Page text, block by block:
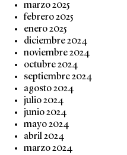
marzo 2025
febrero 2025
enero 2025
diciembre 2024
noviembre 2024
octubre 2024
septiembre 2024
agosto 2024
julio 2024
junio 2024
mayo 2024
abril 2024
marzo 2024